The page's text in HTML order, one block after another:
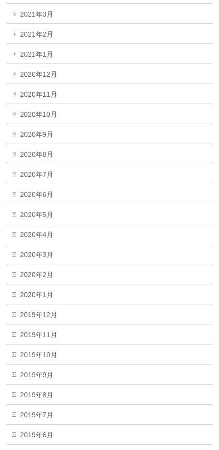
2021年3月
2021年2月
2021年1月
2020年12月
2020年11月
2020年10月
2020年9月
2020年8月
2020年7月
2020年6月
2020年5月
2020年4月
2020年3月
2020年2月
2020年1月
2019年12月
2019年11月
2019年10月
2019年9月
2019年8月
2019年7月
2019年6月